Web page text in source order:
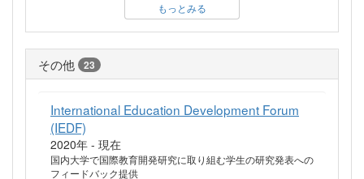
もっとみる
その他 23
International Education Development Forum
(IEDF)
2020年 - 現在
国内大学で国際教育開発研究に取り組む学生の研究発表への
フィードバック提供